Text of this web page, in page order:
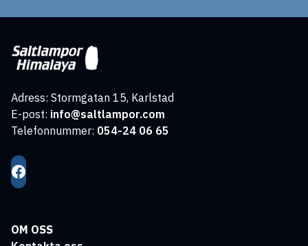
Adress: Stormgatan 15, Karlstad
E-post: info@saltlampor.com
Telefonnummer: 054-24 06 65
OM OSS